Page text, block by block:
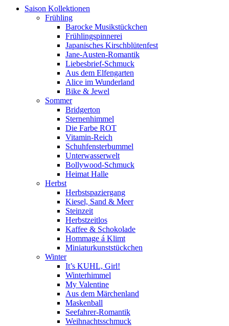
Saison Kollektionen
Frühling
Barocke Musikstückchen
Frühlingspinnerei
Japanisches Kirschblütenfest
Jane-Austen-Romantik
Liebesbrief-Schmuck
Aus dem Elfengarten
Alice im Wunderland
Bike & Jewel
Sommer
Bridgerton
Sternenhimmel
Die Farbe ROT
Vitamin-Reich
Schuhfensterbummel
Unterwasserwelt
Bollywood-Schmuck
Heimat Halle
Herbst
Herbstspaziergang
Kiesel, Sand & Meer
Steinzeit
Herbstzeitlos
Kaffee & Schokolade
Hommage á Klimt
Miniaturkunststückchen
Winter
It’s KUHL, Girl!
Winterhimmel
My Valentine
Aus dem Märchenland
Maskenball
Seefahrer-Romantik
Weihnachtsschmuck